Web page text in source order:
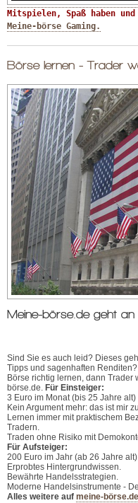
Meine-börse Gaming.
Börse lernen - Trader
Meine-börse.de geht
Sind Sie es auch leid? Dieses
Tipps und sagenhaften
Börse richtig lernen, dann
börse.de. Für Einsteiger:
3 Euro im Monat (bis 25 Jahre
Kein Argument mehr: das ist mir
Lernen immer mit praktischem
Tradern.
Traden ohne Risiko mit
Für Aufsteiger:
200 Euro im Jahr (ab 26 Jahre
Erprobtes Hintergrundwissen.
Bewährte Handelsstrategien.
Moderne Handelsinstrumente -
Alles weitere auf meine-börse.de